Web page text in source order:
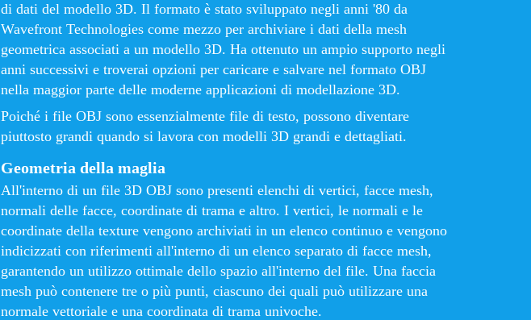
di dati del modello 3D. Il formato è stato sviluppato negli anni '80 da
Wavefront Technologies come mezzo per archiviare i dati della mesh
geometrica associati a un modello 3D. Ha ottenuto un ampio supporto negli
anni successivi e troverai opzioni per caricare e salvare nel formato OBJ
nella maggior parte delle moderne applicazioni di modellazione 3D.
Poiché i file OBJ sono essenzialmente file di testo, possono diventare
piuttosto grandi quando si lavora con modelli 3D grandi e dettagliati.
Geometria della maglia
All'interno di un file 3D OBJ sono presenti elenchi di vertici, facce mesh,
normali delle facce, coordinate di trama e altro. I vertici, le normali e le
coordinate della texture vengono archiviati in un elenco continuo e vengono
indicizzati con riferimenti all'interno di un elenco separato di facce mesh,
garantendo un utilizzo ottimale dello spazio all'interno del file. Una faccia
mesh può contenere tre o più punti, ciascuno dei quali può utilizzare una
normale vettoriale e una coordinata di trama univoche.